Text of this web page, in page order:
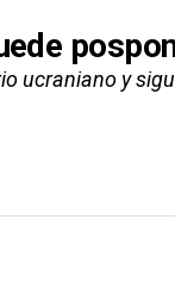
ucraniano y